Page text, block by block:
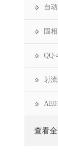
自
固
QQ-
射
查看